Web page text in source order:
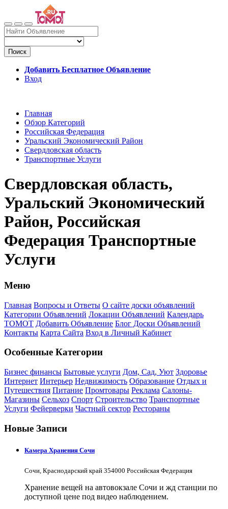
Поиск
Добавить Бесплатное Объявление
Вход
Главная
Обзор Категорий
Российская Федерация
Уральский Экономический Район
Свердловская область
Транспортные Услуги
Свердловская область,
Уральский Экономический
Район, Российская
Федерация Транспортные
Услуги
Меню
Главная Вопросы и Ответы О сайте доски объявлений
Категории Объявлений Локации Объявлений Календарь
ТОМОТ Добавить Объявление Блог Доски Объявлений
Контакты Карта Сайта Вход в Личный Кабинет
Особенные Категории
Бизнес финансы Бытовые услуги Дом, Сад, Уют Здоровье
Интернет Интерьер Недвижимость Образование Отдых и
Путешествия Питание Промтовары Реклама Салоны-
Магазины Сельхоз Спорт Строительство Транспортные
Услуги Фейерверки Частный сектор Рестораны
Новые Записи
Камера Хранения Сочи
Сочи, Краснодарский край 354000 Российская Федерация
Хранение вещей на автовокзале Сочи и жд станции по
доступной цене под видео наблюдением.